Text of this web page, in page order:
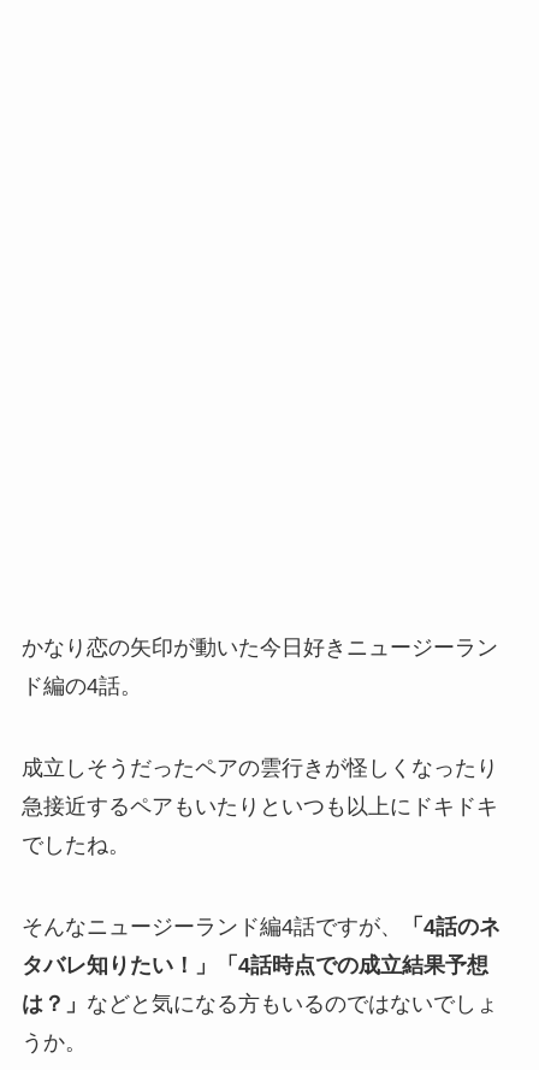
かなり恋の矢印が動いた今日好きニュージーラン
ド編の4話。
成立しそうだったペアの雲行きが怪しくなったり
急接近するペアもいたりといつも以上にドキドキ
でしたね。
そんなニュージーランド編4話ですが、
「4話のネ
タバレ知りたい！」「4話時点での成立結果予想
は？」 などと気になる方もいるのではないでしょ
うか。